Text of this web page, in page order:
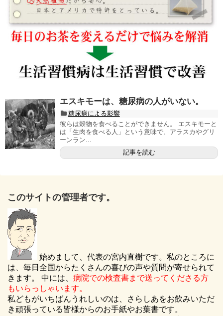
エスキモーは、糖尿病の人がいない。
糖尿病による影響
彼らは穀物を食べることができません。 エスキモーと
は「生肉を食べる人」という意味で、アラスカやグリ
ーンラン...
記事を読む
このサイトの管理者です。
始めまして、代表の宮内直樹です。私のところに
は、毎日全国からたくさんの喜びの声や質問が寄せられて
きます。 中には、 病院での検査書まで送ってくださる方
もいらっしゃいます。
私どもがいちばんうれしいのは、さらしあをお飲みいただ
き頑張っている皆様からのお手紙やお葉書です。